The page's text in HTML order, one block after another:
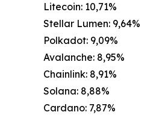
Litecoin: 10,71%
Stellar Lumen: 9,64%
Polkadot: 9,09%
Avalanche: 8,95%
Chainlink: 8,91%
Solana: 8,88%
Cardano: 7,87%